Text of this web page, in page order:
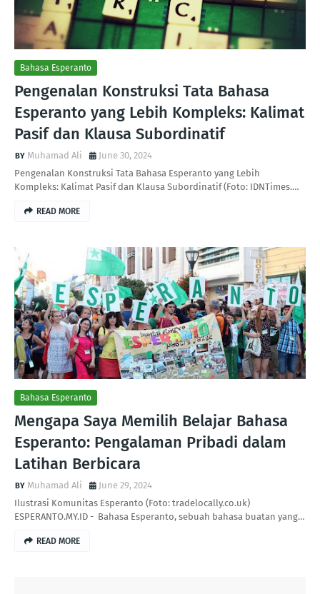
Bahasa Esperanto
Pengenalan Konstruksi Tata Bahasa
Esperanto yang Lebih Kompleks: Kalimat
Pasif dan Klausa Subordinatif
Muhamad Ali
June 30, 2024
Pengenalan Konstruksi Tata Bahasa Esperanto yang Lebih
Kompleks: Kalimat Pasif dan Klausa Subordinatif (Foto: IDNTimes.…
READ MORE
Bahasa Esperanto
Mengapa Saya Memilih Belajar Bahasa
Esperanto: Pengalaman Pribadi dalam
Latihan Berbicara
Muhamad Ali
June 29, 2024
Ilustrasi Komunitas Esperanto (Foto: tradelocally.co.uk)
ESPERANTO.MY.ID - Bahasa Esperanto, sebuah bahasa buatan yang…
READ MORE